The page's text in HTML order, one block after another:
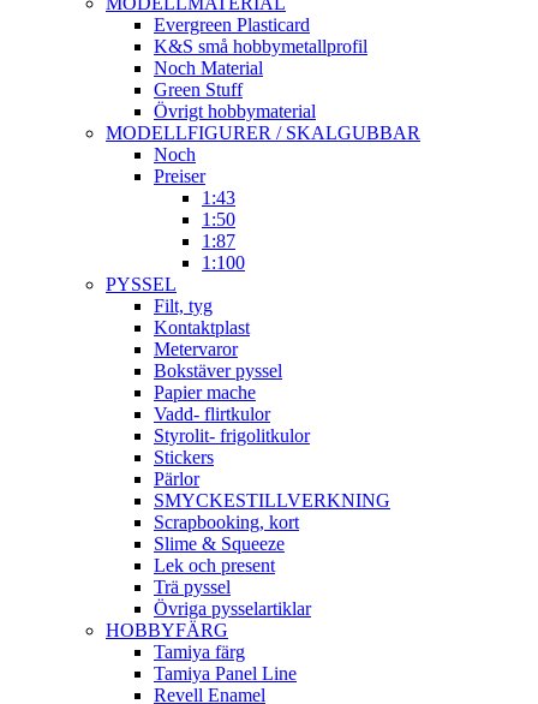
Evergreen Plasticard
K&S små hobbymetallprofil
Noch Material
Green Stuff
Övrigt hobbymaterial
MODELLFIGURER / SKALGUBBAR
Noch
Preiser
1:43
1:50
1:87
1:100
PYSSEL
Filt, tyg
Kontaktplast
Metervaror
Bokstäver pyssel
Papier mache
Vadd- flirtkulor
Styrolit- frigolitkulor
Stickers
Pärlor
SMYCKESTILLVERKNING
Scrapbooking, kort
Slime & Squeeze
Lek och present
Trä pyssel
Övriga pysselartiklar
HOBBYFÄRG
Tamiya färg
Tamiya Panel Line
Revell Enamel